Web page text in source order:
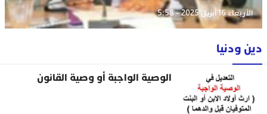
الأربعاء 16 أبريل 2025 - 5:58
دين ودنيا
الوصية الواجبة أو وصية القانون